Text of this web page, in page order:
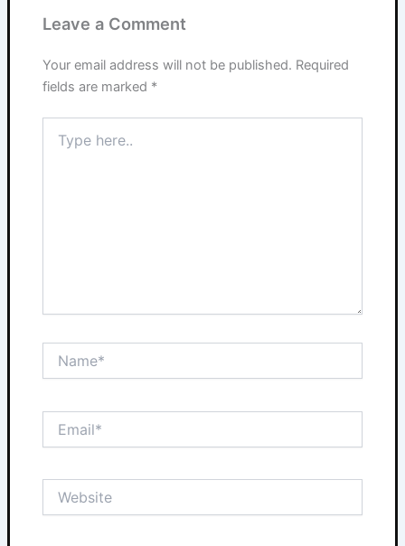
Leave a Comment
Your email address will not be published. Required
fields are marked *
here..